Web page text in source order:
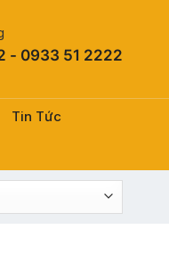
- 0933 51 2222
Tin Tức